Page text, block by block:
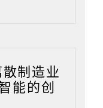
制造业
能的创